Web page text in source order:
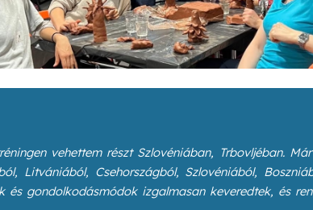
vehettem részt Szlovéniában, Trbovljéban.
Litvániából, Csehországból, Szlovéniából,
gondolkodásmódok izgalmasan keveredtek, és